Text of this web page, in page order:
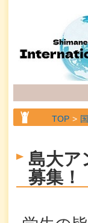
TOP
島大
募集！